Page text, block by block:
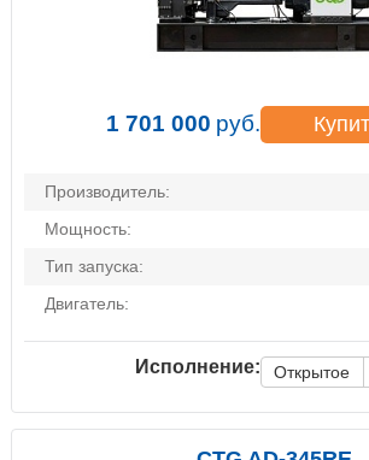
1 701 000 руб.
Производитель:
Мощность:
Тип запуска:
Двигатель:
Исполнение: Открытое